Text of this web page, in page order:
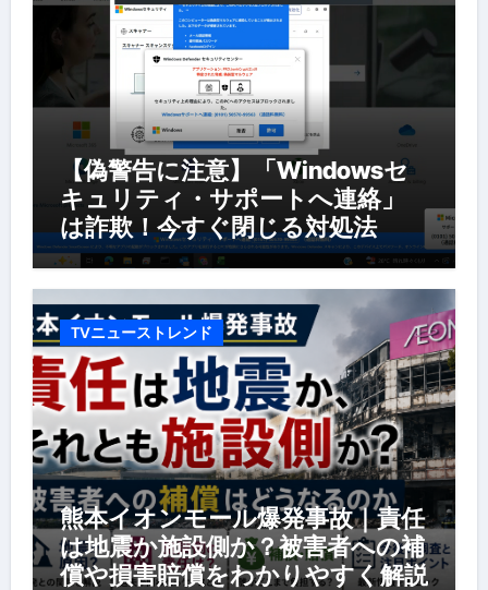
【偽警告に注意】「Windowsセ
キュリティ・サポートへ連絡」
は詐欺！今すぐ閉じる対処法
TVニューストレンド
熊本イオンモール爆発事故｜責任
は地震か施設側か？被害者への補
償や損害賠償をわかりやすく解説